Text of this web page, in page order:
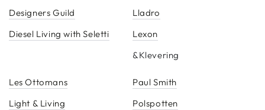
Designers Guild
Diesel Living with Seletti
Lladro
Lexon
&Klevering
Les Ottomans
Light & Living
Paul Smith
Polspotten